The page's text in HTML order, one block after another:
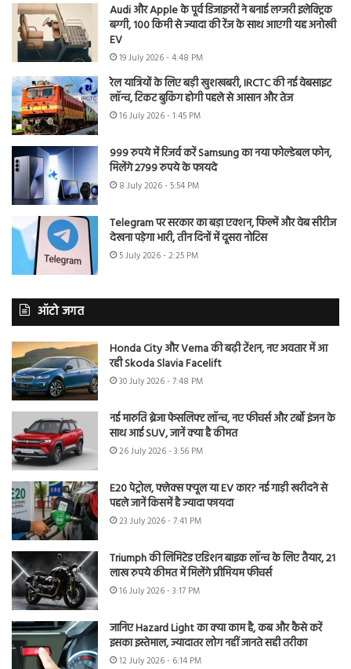
Audi और Apple के पूर्व डिजाइनरों ने बनाई लग्जरी इलेक्ट्रिक
बग्गी, 100 किमी से ज्यादा की रेंज के साथ आएगी यह अनोखी
EV
19 July 2026 - 4:48 PM
रेल यात्रियों के लिए बड़ी खुशखबरी, IRCTC की नई वेबसाइट
लॉन्च, टिकट बुकिंग होगी पहले से आसान और तेज
16 July 2026 - 1:45 PM
999 रुपये में रिजर्व करें Samsung का नया फोल्डेबल फोन,
मिलेंगे 2799 रुपये के फायदे
8 July 2026 - 5:54 PM
Telegram पर सरकार का बड़ा एक्शन, फिल्में और वेब सीरीज
देखना पड़ेगा भारी, तीन दिनों में दूसरा नोटिस
5 July 2026 - 2:25 PM
ऑटो जगत
Honda City और Verna की बढ़ी टेंशन, नए अवतार में आ
रही Skoda Slavia Facelift
30 July 2026 - 7:48 PM
नई मारुति ब्रेजा फेसलिफ्ट लॉन्च, नए फीचर्स और टर्बो इंजन के
साथ आई SUV, जानें क्या है कीमत
26 July 2026 - 3:56 PM
E20 पेट्रोल, फ्लेक्स फ्यूल या EV कार? नई गाड़ी खरीदने से
पहले जानें किसमें है ज्यादा फायदा
23 July 2026 - 7:41 PM
Triumph की लिमिटेड एडिशन बाइक लॉन्च के लिए तैयार, 21
लाख रुपये कीमत में मिलेंगे प्रीमियम फीचर्स
16 July 2026 - 3:17 PM
जानिए Hazard Light का क्या काम है, कब और कैसे करें
इसका इस्तेमाल, ज्यादातर लोग नहीं जानते सही तरीका
12 July 2026 - 6:14 PM